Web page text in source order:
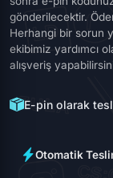
gönderilecektir.
Herhangi bir sorun
ekibimiz yardımcı
alışveriş
E-pin olarak
Otomatik